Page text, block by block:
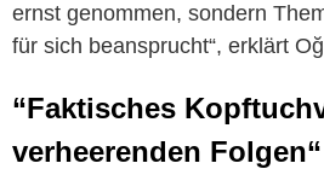
ernst genommen, sondern
für sich beansprucht“, erklärt
“Faktisches
verheerenden Folgen“